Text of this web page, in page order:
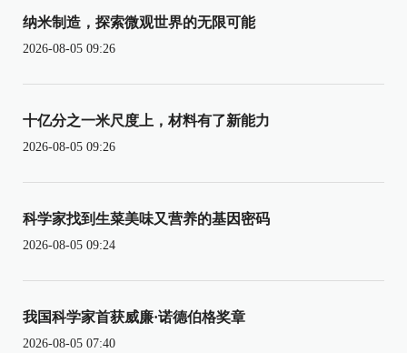
纳米制造，探索微观世界的无限可能
2026-08-05 09:26
十亿分之一米尺度上，材料有了新能力
2026-08-05 09:26
科学家找到生菜美味又营养的基因密码
2026-08-05 09:24
我国科学家首获威廉·诺德伯格奖章
2026-08-05 07:40